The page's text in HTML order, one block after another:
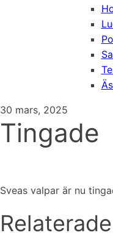
30 mars, 2025
Tingade
Sveas valpar är nu